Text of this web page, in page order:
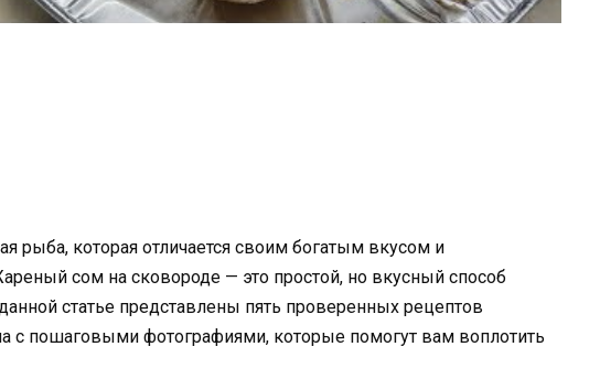
рыба, которая отличается своим богатым вкусом и
сом на сковороде — это простой, но вкусный способ
статье представлены пять проверенных рецептов
с пошаговыми фотографиями, которые помогут вам воплотить